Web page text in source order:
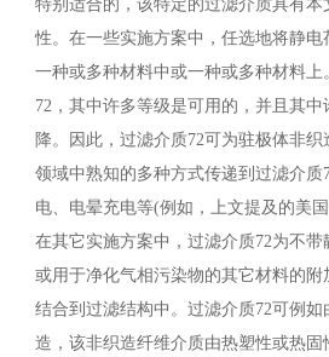
特别适合的，该特定的过滤介质具有
性。在一些实施方案中，任选地将静电
一种或多种材料中或一种或多种材料
72，其中许多等级是可用的，并且其
降。因此，过滤介质72可为驻极体非
领域中熟知的多种方式传递到过滤介质
电、电晕充电等(例如，上文提及的美国
在其它实施方案中，过滤介质72为不
或用于净化气相污染物的其它材料的附
结合到过滤结构中。过滤介质72可例
造，该非织造纤维介质由热塑性或热